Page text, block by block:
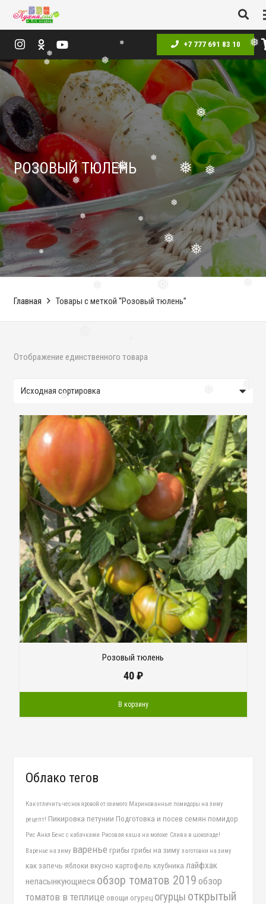
❅
❅
❅
❅
❅
❅
❅ ❅
❅
❅
❅
❅
+7 777 691 83 10
РОЗОВЫЙ ТЮЛЕНЬ
Главная Товары с меткой “Розовый тюлень”
Отображение единственного товара
Розовый тюлень
40₽
В корзину
Облако тегов
Как отличить чеснок яровой от озимого Маринованные помидоры на зиму
рецепт! Пикировка петунии Подготовка и посев семян помидор
Рис Анкл Бенс с кабачками Рисовая каша на молоке Слива в шоколаде!
Варенье на зиму варенье грибы грибы на зиму заготовки на зиму
как запечь яблоки вкусно картофель клубника лайфхак
непасынкующиеся обзор томатов 2019 обзор
томатов в теплице овощи огурец огурцы открытый